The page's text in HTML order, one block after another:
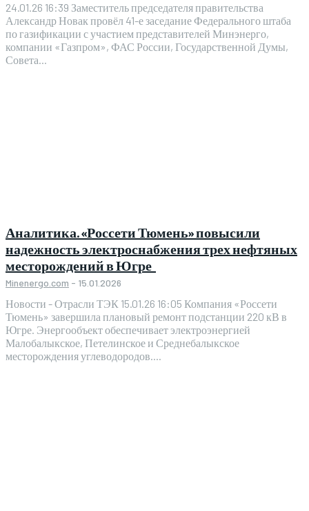
24.01.26 16:39 Заместитель председателя правительства
Александр Новак провёл 41-е заседание Федерального штаба
по газификации с участием представителей Минэнерго,
компании «Газпром», ФАС России, Государственной Думы,
Совета...
Аналитика. «Россети Тюмень» повысили
надежность электроснабжения трех нефтяных
месторождений в Югре
Minenergo.com - 15.01.2026
Новости - Отрасли ТЭК 15.01.26 16:05 Компания «Россети
Тюмень» завершила плановый ремонт подстанции 220 кВ в
Югре. Энергообъект обеспечивает электроэнергией
Малобалыкское, Петелинское и Среднебалыкское
месторождения углеводородов....